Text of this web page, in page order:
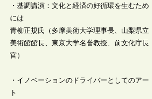
・基調講演：文化と経済の好循環を生むため
には
青柳正規氏（多摩美術大学理事長、山梨県立
美術館館長、東京大学名誉教授、前文化庁長
官）
・イノベーションのドライバーとしてのアー
ト